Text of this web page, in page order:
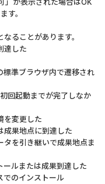
す。
ることがあります。
達した
標準ブラウザ内で遷移され
回起動までが完了しなか
を変更した
成果地点に到達した
タを引き継いで成果地点ま
ールまたは成果到達した
でのインストール